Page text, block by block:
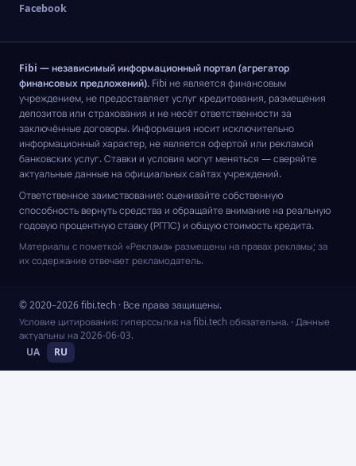
Facebook
Fibi — независимый информационный портал (агрегатор
финансовых предложений). Fibi не является финансовым
учреждением, не предоставляет услуг кредитования, размещения
депозитов или страхования и не несёт ответственности за
заключённые договоры. Информация носит исключительно
информационный характер, не является офертой или рекламой
банковских услуг. Ставки и условия могут меняться — сверяйте
актуальные данные на официальных сайтах учреждений.
Ответственное заимствование: оценивайте собственную
способность вернуть средства и обращайте внимание на реальную
годовую процентную ставку (РГПС) и общую стоимость кредита.
Материалы с пометкой «Реклама» размещены на правах рекламы; за
их содержание отвечает рекламодатель.
© 2020–2026 fibi.tech · Все права защищены.
Условие цитирования: гиперссылка на fibi.tech обязательна. · Данные
актуальны на 2026-06-03.
UA RU